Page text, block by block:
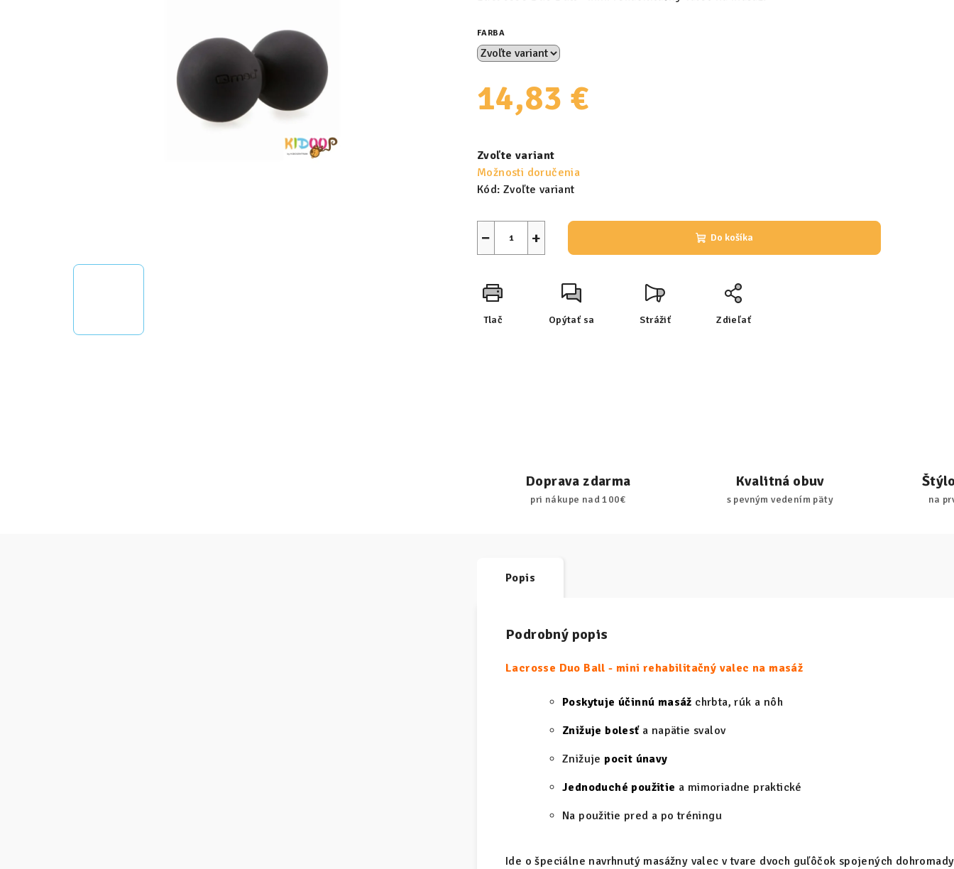
FARBA
14,83 €
cena:
Zvoľte variant
Možnosti doručenia
Kód: Zvoľte variant
+
− Do košíka
Tlač Opýtať sa Strážiť Zdieľať
Doprava zdarma
pri nákupe nad 100€
Kvalitná obuv
s pevným vedením päty na
Popis
Podrobný popis
Lacrosse Duo Ball - mini rehabilitačný valec na masáž
Poskytuje účinnú masáž chrbta, rúk a nôh
Znižuje bolesťa napätie svalov
Znižuje pocit únavy
Jednoduché použitie a mimoriadne praktické
Na použitie pred a po tréningu
Ide o špeciálne navrhnutý masážny valec v tvare dvoch guľôčok spojených